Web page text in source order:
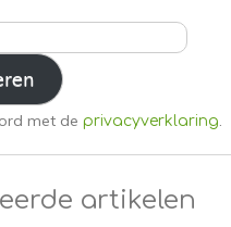
met de privacyverklaring.
artikelen